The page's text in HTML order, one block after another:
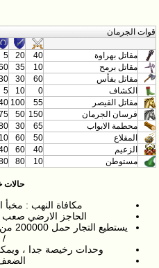
قوات الجرمان
مقاتل بهراوة
40
20
5
مقاتل برمح
10
35
مقاتل بفأس
60
30
الكشاف
0
10
5
مقاتل القيصر
55
100
فرسان الجرمان
150
50
محطمة الابواب
65
30
المقلاع
50
60
10
الزعيم
40
60
مستوطن
10
80
حالات
مكافاة النهب : مخبأ
الحاجز الارضي صعب
/
وحدات رخيصة جدا ،